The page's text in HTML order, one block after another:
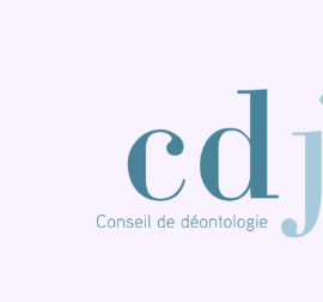
Consulter page Instagram